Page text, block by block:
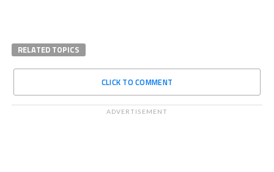
RELATED TOPICS
CLICK TO COMMENT
ADVERTISEMENT